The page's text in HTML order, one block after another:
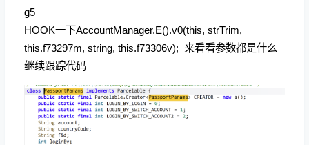
g5
HOOK一下AccountManager.E().v0(this, strTrim,
this.f73297m, string, this.f73306v); 来看看参数都是什么
继续跟踪代码